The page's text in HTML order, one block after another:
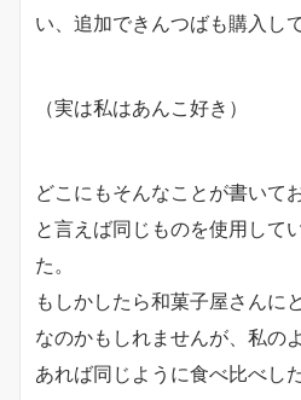
い、追加できんつばも購入し
（実は私はあんこ好き）
どこにもそんなことが書いて
と言えば同じものを使用して
た。
もしかしたら和菓子屋さんに
なのかもしれませんが、私の
あれば同じように食べ比べし